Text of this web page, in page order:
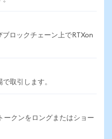
ロックチェーン上でRTXon
取引します。
ークンをロングまたはショー